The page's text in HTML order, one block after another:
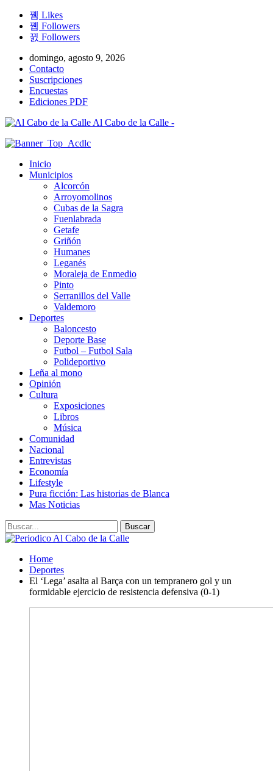
Likes
Followers
Followers
domingo, agosto 9, 2026
Contacto
Suscripciones
Encuestas
Ediciones PDF
Al Cabo de la Calle -
Inicio
Municipios
Alcorcón
Arroyomolinos
Cubas de la Sagra
Fuenlabrada
Getafe
Griñón
Humanes
Leganés
Moraleja de Enmedio
Pinto
Serranillos del Valle
Valdemoro
Deportes
Baloncesto
Deporte Base
Futbol – Futbol Sala
Polideportivo
Leña al mono
Opinión
Cultura
Exposiciones
Libros
Música
Comunidad
Nacional
Entrevistas
Economía
Lifestyle
Pura ficción: Las historias de Blanca
Mas Noticias
Home
Deportes
El ‘Lega’ asalta al Barça con un tempranero gol y un
formidable ejercicio de resistencia defensiva (0-1)